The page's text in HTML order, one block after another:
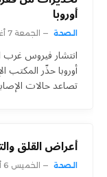
أوروبا
الصحة الجمعة 7 أغسطس 3:57 م
انتشار فيروس غرب
أوروبا حذّر المكتب
تصاعد حالات
أعراض القلق
الصحة الخميس 6 أغسطس 4:07 م